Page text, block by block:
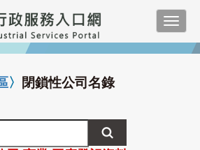
〉 閉鎖性公司名錄